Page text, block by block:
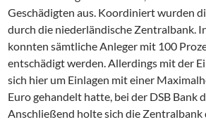
Geschädigten aus. Koordiniert wurden
durch die niederländische Zentralbank.
konnten sämtliche Anleger mit 100
entschädigt werden. Allerdings mit der
sich hier um Einlagen mit einer
Euro gehandelt hatte, bei der DSB Bank
Anschließend holte sich die Zentralbank